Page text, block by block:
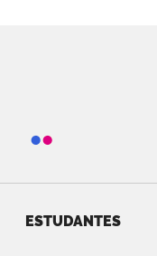
ESTUDANTES